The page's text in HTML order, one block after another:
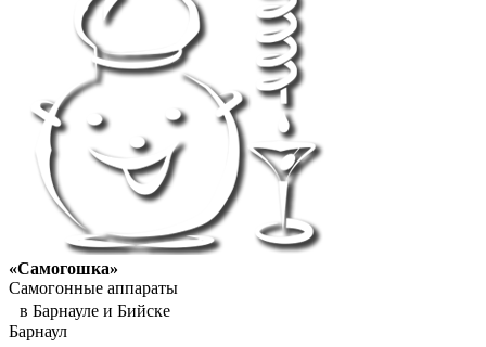
«Самогошка»
Самогонные аппараты
в Барнауле и Бийске
Барнаул